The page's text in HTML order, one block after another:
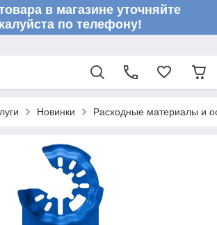
в магазине уточняйте
по телефону!
Новинки Расходные материалы и